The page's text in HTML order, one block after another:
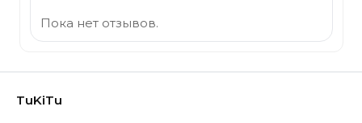
Пока нет отзывов.
TuKiTu